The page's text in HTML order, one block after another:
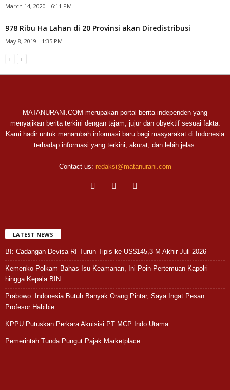
March 14, 2020 - 6:11 PM
978 Ribu Ha Lahan di 20 Provinsi akan Diredistribusi
May 8, 2019 - 1:35 PM
MATANURANI.COM merupakan portal berita independen yang
menyajikan berita terkini dengan tajam, jujur dan obyektif sesuai fakta.
Kami hadir untuk menambah informasi baru bagi masyarakat di Indonesia
terhadap informasi yang terkini, akurat, dan lebih jelas.
Contact us: redaksi@matanurani.com
LATEST NEWS
BI: Cadangan Devisa RI Turun Tipis ke US$145,3 M Akhir Juli 2026
Kemenko Polkam Bahas Isu Keamanan, Ini Poin Pertemuan Kapolri
hingga Kepala BIN
Prabowo: Indonesia Butuh Banyak Orang Pintar, Saya Ingat Pesan
Profesor Habibie
KPPU Putuskan Perkara Akuisisi PT MCP Indo Utama
Pemerintah Tunda Pungut Pajak Marketplace